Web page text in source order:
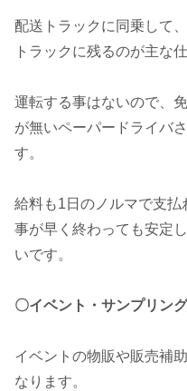
配送トラックに同乗して
トラックに残るのが主な
運転する事はないので、
が無いペーパードライバ
す。
給料も1日のノルマで支
事が早く終わっても安定
いです。
〇イベント・サンプリング
イベントの物販や販売補
なります。